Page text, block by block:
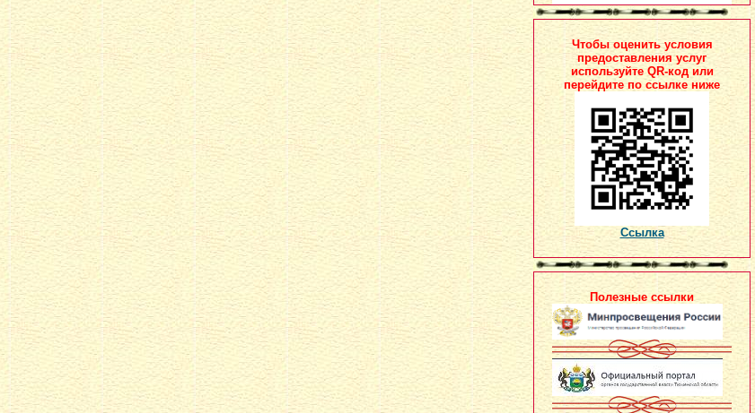
Чтобы оценить условия
предоставления услуг
используйте QR-код или
перейдите по ссылке ниже
Ссылка
Полезные ссылки